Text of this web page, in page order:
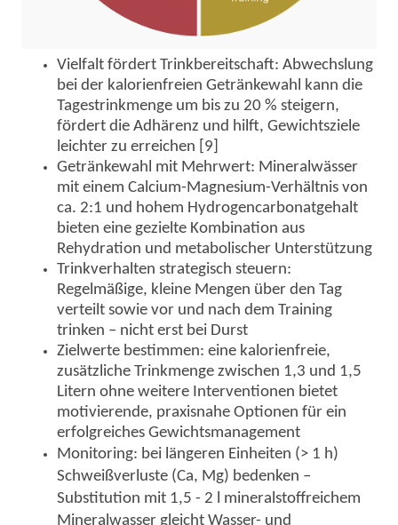
Vielfalt fördert Trinkbereitschaft: Abwechslung
bei der kalorienfreien Getränkewahl kann die
Tagestrinkmenge um bis zu 20 % steigern,
fördert die Adhärenz und hilft, Gewichtsziele
leichter zu erreichen [9]
Getränkewahl mit Mehrwert: Mineralwässer
mit einem Calcium-Magnesium-Verhältnis von
ca. 2:1 und hohem Hydrogencarbonatgehalt
bieten eine gezielte Kombination aus
Rehydration und metabolischer Unterstützung
Trinkverhalten strategisch steuern:
Regelmäßige, kleine Mengen über den Tag
verteilt sowie vor und nach dem Training
trinken – nicht erst bei Durst
Zielwerte bestimmen: eine kalorienfreie,
zusätzliche Trinkmenge zwischen 1,3 und 1,5
Litern ohne weitere Interventionen bietet
motivierende, praxisnahe Optionen für ein
erfolgreiches Gewichtsmanagement
Monitoring: bei längeren Einheiten (> 1 h)
Schweißverluste (Ca, Mg) bedenken –
Substitution mit 1,5 - 2 l mineralstoffreichem
Mineralwasser gleicht Wasser- und